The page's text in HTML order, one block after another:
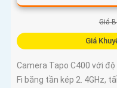
Giá
Giá
Camera Tapo C400 với độ
Fi băng tần kép 2. 4GHz,